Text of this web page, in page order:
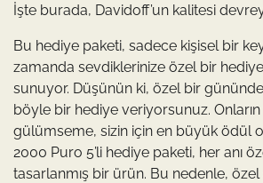
İşte burada, Davidoff’un kalitesi
Bu hediye paketi, sadece kişisel bir
zamanda sevdiklerinize özel bir
sunuyor. Düşünün ki, özel bir
böyle bir hediye veriyorsunuz.
gülümseme, sizin için en büyük ödül
2000 Puro 5’li hediye paketi, her anı
tasarlanmış bir ürün. Bu nedenle,